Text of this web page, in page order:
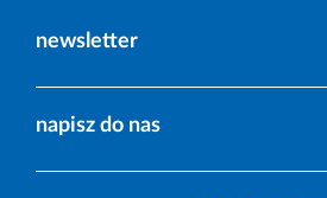
newsletter
napisz do nas